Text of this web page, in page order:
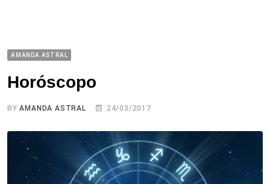
AMANDA ASTRAL
Horóscopo
BYAMANDA ASTRAL 24/03/2017